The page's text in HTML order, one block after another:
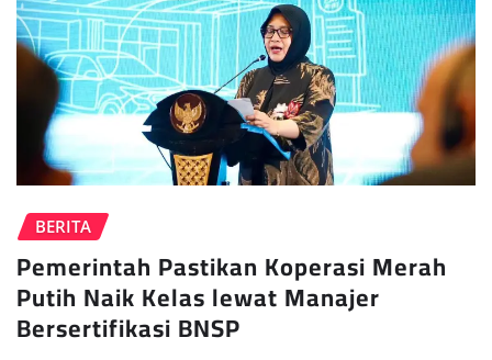
BERITA
Pemerintah Pastikan Koperasi Merah
Putih Naik Kelas lewat Manajer
Bersertifikasi BNSP